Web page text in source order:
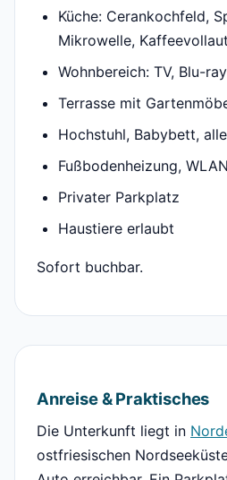
Küche: Cerankochfeld,
Mikrowelle,
Wohnbereich: TV, Blu-
Terrasse mit
Hochstuhl, Babybett,
Fußbodenheizung,
Privater Parkplatz
Haustiere erlaubt
Sofort buchbar.
Anreise & Praktisches
Die Unterkunft liegt in
ostfriesischen